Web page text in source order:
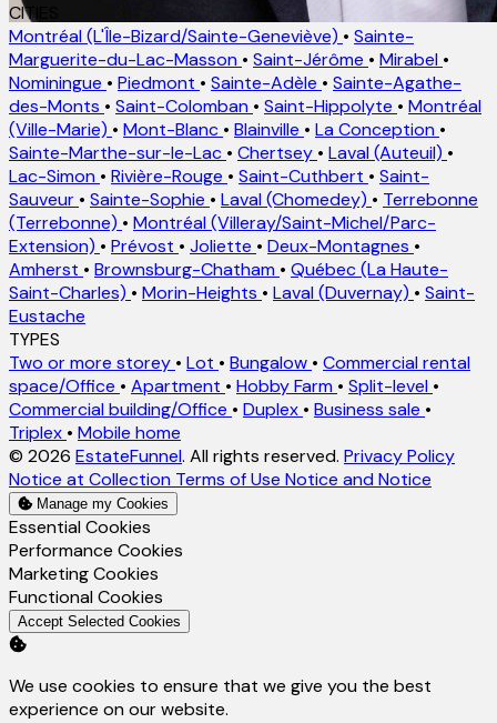
CITIES
Montréal (L'Île-Bizard/Sainte-Geneviève) • Sainte-
Marguerite-du-Lac-Masson • Saint-Jérôme • Mirabel •
Nominingue • Piedmont • Sainte-Adèle • Sainte-Agathe-
des-Monts • Saint-Colomban • Saint-Hippolyte • Montréal
(Ville-Marie) • Mont-Blanc • Blainville • La Conception •
Sainte-Marthe-sur-le-Lac • Chertsey • Laval (Auteuil) •
Lac-Simon • Rivière-Rouge • Saint-Cuthbert • Saint-
Sauveur • Sainte-Sophie • Laval (Chomedey) • Terrebonne
(Terrebonne) • Montréal (Villeray/Saint-Michel/Parc-
Extension) • Prévost • Joliette • Deux-Montagnes •
Amherst • Brownsburg-Chatham • Québec (La Haute-
Saint-Charles) • Morin-Heights • Laval (Duvernay) • Saint-
Eustache
TYPES
Two or more storey • Lot • Bungalow • Commercial rental
space/Office • Apartment • Hobby Farm • Split-level •
Commercial building/Office • Duplex • Business sale •
Triplex • Mobile home
© 2026 EstateFunnel. All rights reserved. Privacy Policy
Notice at Collection Terms of Use Notice and Notice
Manage my Cookies
Enable
Essential Cookies
Enable
Performance Cookies
Enable
Marketing Cookies
Enable
Functional Cookies
Accept Selected Cookies
We use cookies to ensure that we give you the best
experience on our website.